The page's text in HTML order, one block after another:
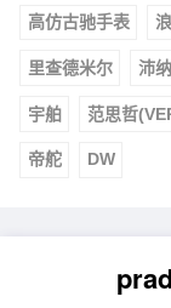
高仿古驰手表
里查德米尔 沛
宇舶 范思哲
帝舵 DW